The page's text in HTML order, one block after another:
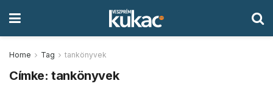
Home Tag tankönyvek
Címke:tankönyvek